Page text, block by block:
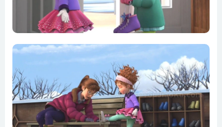
S01E29-S01E30.Nancy and the Nice List